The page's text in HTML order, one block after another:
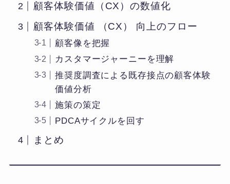
顧客体験価値（CX）の数値化
顧客体験価値 （CX） 向上のフロー
顧客像を把握
カスタマージャーニーを理解
推奨度調査による既存接点の顧客体験
価値分析
施策の策定
PDCAサイクルを回す
まとめ